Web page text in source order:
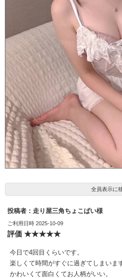
全員表示に
投稿者：走り屋三角ちょこぱい様
ご利用日時 2025-10-09
評価 ★★★★★
今日で4回目くらいです。
楽しくて時間がすぐに過ぎてしまいま
かわいくて面白くてお人柄がいい。